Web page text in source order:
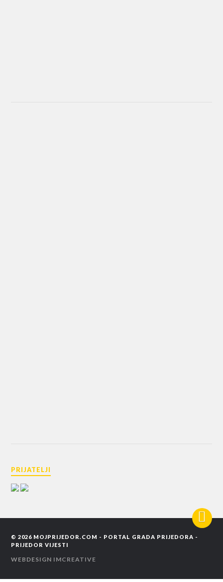
PRIJATELJI
© 2026 MOJPRIJEDOR.COM - PORTAL GRADA PRIJEDORA -
PRIJEDOR VIJESTI
WEBDESIGN IMCREATIVE